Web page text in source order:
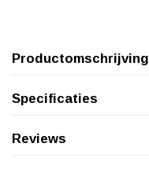
Productomschrijving
Specificaties
Reviews